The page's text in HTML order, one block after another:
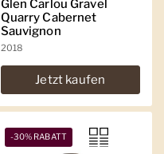
Glen Carlou Gravel
Quarry Cabernet
Sauvignon
2018
Jetzt kaufen
-30% RABATT